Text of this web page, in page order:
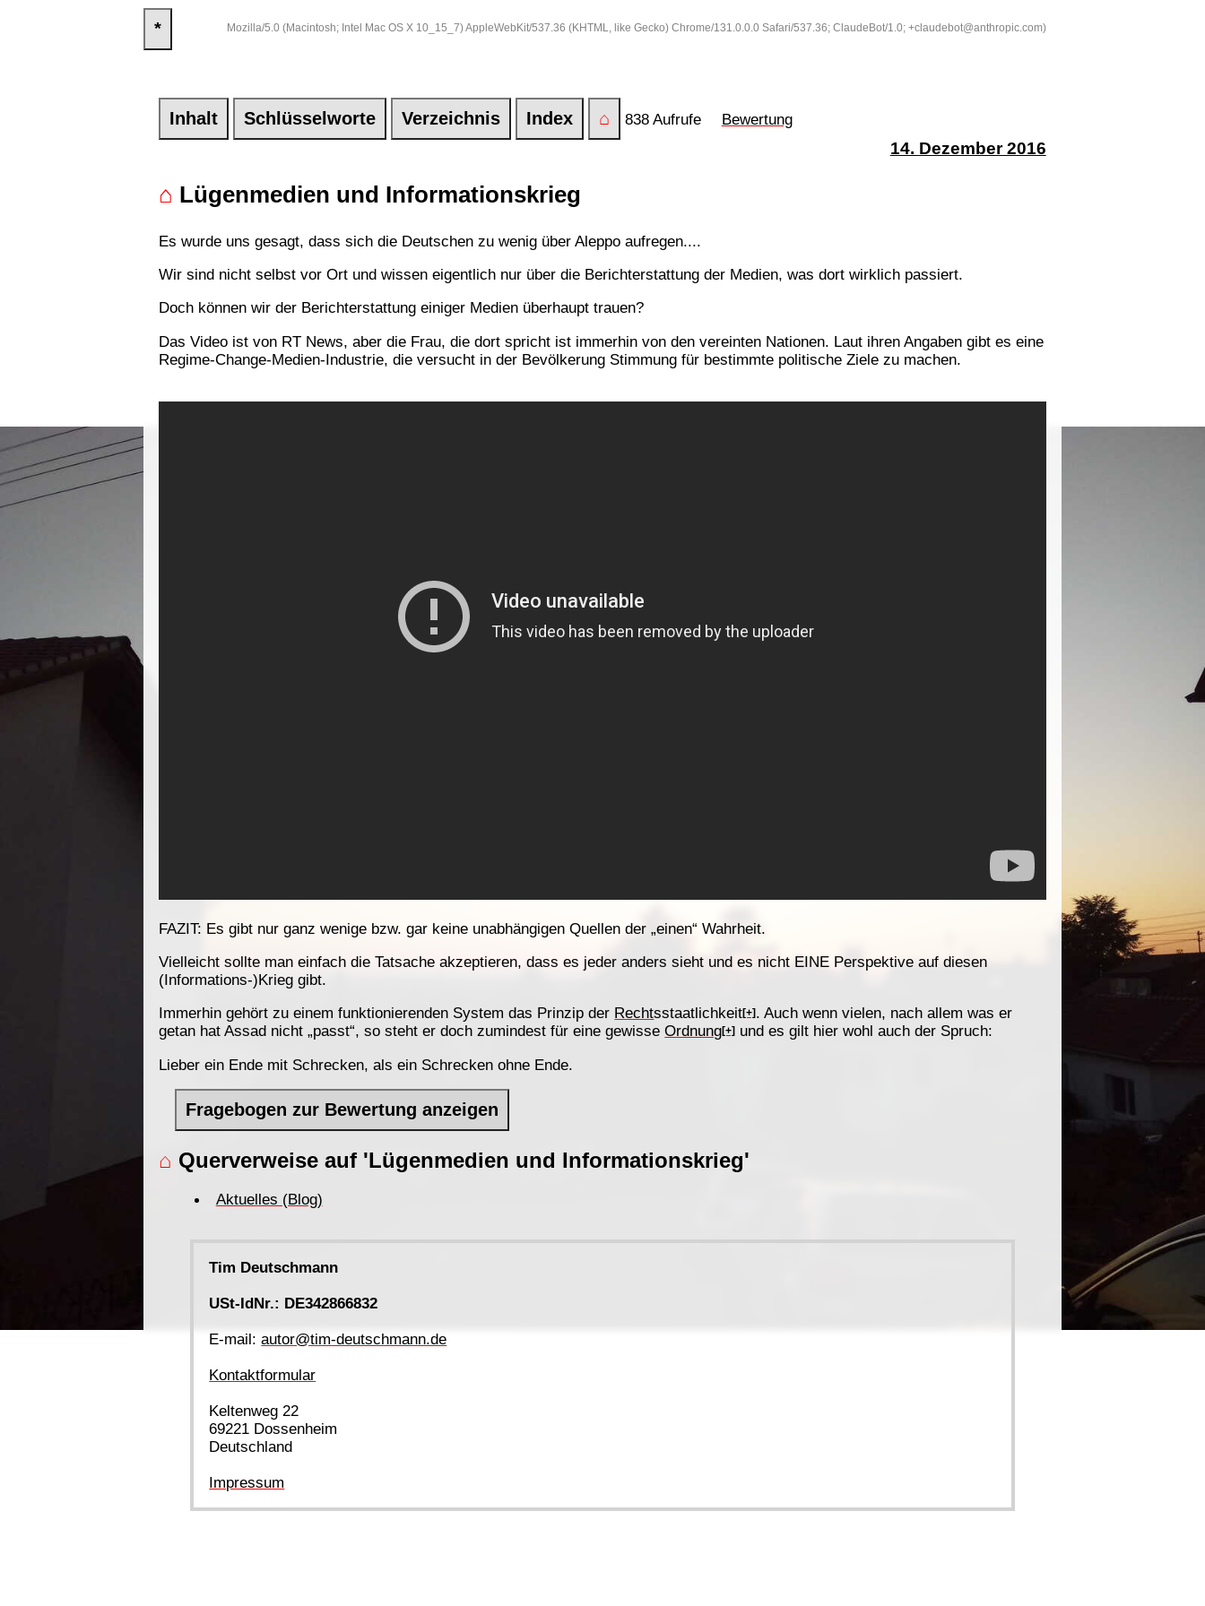
* Mozilla/5.0 (Macintosh; Intel Mac OS X 10_15_7) AppleWebKit/537.36 (KHTML, like Gecko) Chrome/131.0.0.0 Safari/537.36; ClaudeBot/1.0; +claudebot@anthropic.com)
Inhalt Schlüsselworte Verzeichnis Index ⌂ 838 Aufrufe Bewertung
14. Dezember 2016
⌂ Lügenmedien und Informationskrieg
Es wurde uns gesagt, dass sich die Deutschen zu wenig über Aleppo aufregen....
Wir sind nicht selbst vor Ort und wissen eigentlich nur über die Berichterstattung der Medien, was dort wirklich passiert.
Doch können wir der Berichterstattung einiger Medien überhaupt trauen?
Das Video ist von RT News, aber die Frau, die dort spricht ist immerhin von den vereinten Nationen. Laut ihren Angaben gibt es eine
Regime-Change-Medien-Industrie, die versucht in der Bevölkerung Stimmung für bestimmte politische Ziele zu machen.
FAZIT: Es gibt nur ganz wenige bzw. gar keine unabhängigen Quellen der „einen“ Wahrheit.
Vielleicht sollte man einfach die Tatsache akzeptieren, dass es jeder anders sieht und es nicht EINE Perspektive auf diesen
(Informations-)Krieg gibt.
Immerhin gehört zu einem funktionierenden System das Prinzip der Rechtsstaatlichkeit[+] . Auch wenn vielen, nach allem was er
getan hat Assad nicht „passt“, so steht er doch zumindest für eine gewisseOrdnung[+] und es gilt hier wohl auch der Spruch:
Lieber ein Ende mit Schrecken, als ein Schrecken ohne Ende.
Fragebogen zur Bewertung anzeigen
⌂ Querverweise auf 'Lügenmedien und Informationskrieg'
Aktuelles (Blog)
Tim Deutschmann
USt-IdNr.: DE342866832
E-mail:autor@tim-deutschmann.de
Kontaktformular
Keltenweg 22
69221 Dossenheim
Deutschland
Impressum